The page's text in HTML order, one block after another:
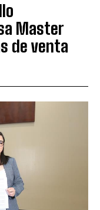
Master
de venta